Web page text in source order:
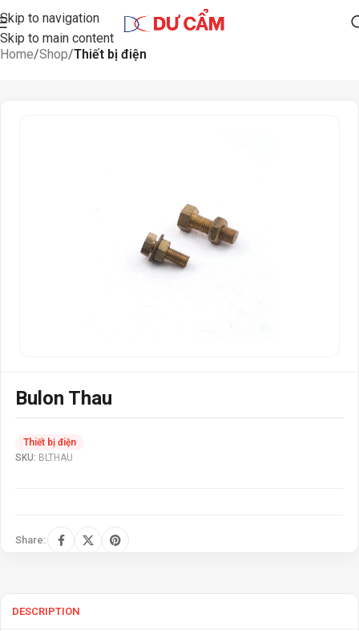
Skip to navigation
Skip to main content
Home Shop Thiết bị điện
Bulon Thau
SKU: BLTHAU
Thiết bị điện
Share:
DESCRIPTION